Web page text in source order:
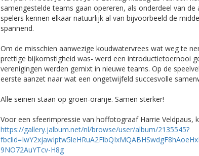
samengestelde teams gaan opereren, als onderdeel van
spelers kennen elkaar natuurlijk al van bijvoorbeeld de
spannend.
Om de misschien aanwezige koudwatervrees wat weg te
prettige bijkomstigheid was- werd een introductietoernooi
verenigingen werden gemixt in nieuwe teams. Op de
eerste aanzet naar wat een ongetwijfeld succesvolle
Alle seinen staan op groen-oranje. Samen sterker!
Voor een sfeerimpressie van hoffotograaf Harrie Veldpaus,
https://gallery.jalbum.net/nl/browse/user/album/2135545?
9NO72AuYTcv-H8g